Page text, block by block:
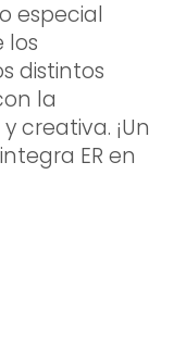
especial
los
distintos
la
creativa. ¡Un
ER en